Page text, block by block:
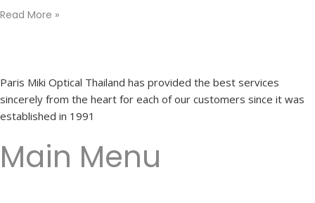
Read More »
Paris Miki Optical Thailand has provided the best services
sincerely from the heart for each of our customers since it was
established in 1991
Main Menu